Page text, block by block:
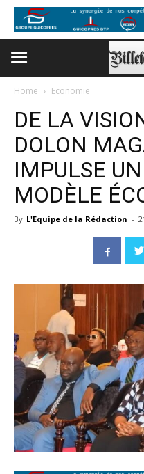
Home Economie
DE LA
DOLON
IMPULSE
MODÈLE
By L'Equipe de la Rédaction -